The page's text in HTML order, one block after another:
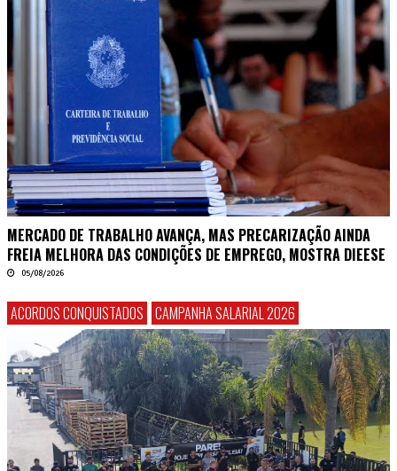
MERCADO DE TRABALHO AVANÇA, MAS PRECARIZAÇÃO AINDA
FREIA MELHORA DAS CONDIÇÕES DE EMPREGO, MOSTRA DIEESE
05/08/2026
ACORDOS CONQUISTADOS CAMPANHA SALARIAL 2026